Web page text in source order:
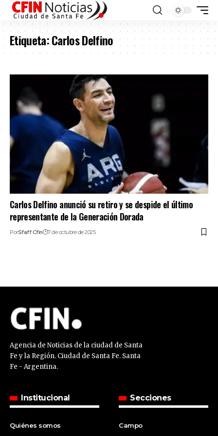
Etiqueta:Carlos Delfino
Carlos Delfino anunció su retiro y se despide el último
representante de la Generación Dorada
PorSfaff Cfin 7 de octubre de 2025
Agencia de Noticias de la ciudad de Santa
Fe y la Región. Ciudad de Santa Fe. Santa
Fe - Argentina.
Institucional
Quiénes somos
Secciones
Campo